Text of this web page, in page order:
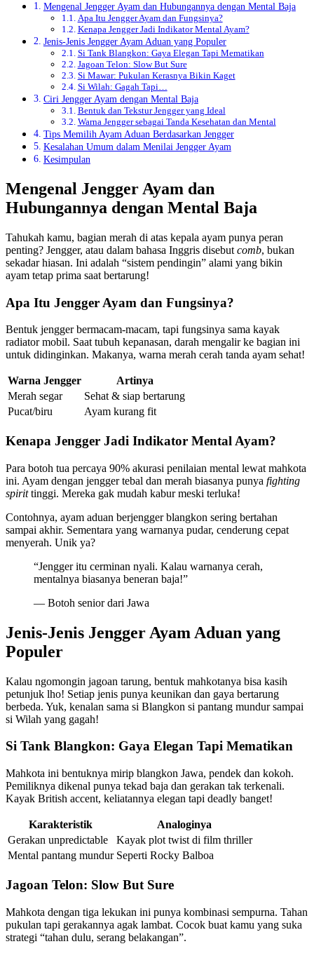
Mengenal Jengger Ayam dan Hubungannya dengan Mental Baja
Apa Itu Jengger Ayam dan Fungsinya?
Kenapa Jengger Jadi Indikator Mental Ayam?
Jenis-Jenis Jengger Ayam Aduan yang Populer
Si Tank Blangkon: Gaya Elegan Tapi Mematikan
Jagoan Telon: Slow But Sure
Si Mawar: Pukulan Kerasnya Bikin Kaget
Si Wilah: Gagah Tapi…
Ciri Jengger Ayam dengan Mental Baja
Bentuk dan Tekstur Jengger yang Ideal
Warna Jengger sebagai Tanda Kesehatan dan Mental
Tips Memilih Ayam Aduan Berdasarkan Jengger
Kesalahan Umum dalam Menilai Jengger Ayam
Kesimpulan
Mengenal Jengger Ayam dan
Hubungannya dengan Mental Baja
Tahukah kamu, bagian merah di atas kepala ayam punya peran
penting? Jengger, atau dalam bahasa Inggris disebut comb, bukan
sekadar hiasan. Ini adalah “sistem pendingin” alami yang bikin
ayam tetap prima saat bertarung!
Apa Itu Jengger Ayam dan Fungsinya?
Bentuk jengger bermacam-macam, tapi fungsinya sama kayak
radiator mobil. Saat tubuh kepanasan, darah mengalir ke bagian ini
untuk didinginkan. Makanya, warna merah cerah tanda ayam sehat!
Warna Jengger
Artinya
Merah segar
Sehat & siap bertarung
Pucat/biru
Ayam kurang fit
Kenapa Jengger Jadi Indikator Mental Ayam?
Para botoh tua percaya 90% akurasi penilaian mental lewat mahkota
ini. Ayam dengan jengger tebal dan merah biasanya punya fighting
spirittinggi. Mereka gak mudah kabur meski terluka!
Contohnya, ayam aduan berjengger blangkon sering bertahan
sampai akhir. Sementara yang warnanya pudar, cenderung cepat
menyerah. Unik ya?
“Jengger itu cerminan nyali. Kalau warnanya cerah,
mentalnya biasanya beneran baja!”
— Botoh senior dari Jawa
Jenis-Jenis Jengger Ayam Aduan yang
Populer
Kalau ngomongin jagoan tarung, bentuk mahkotanya bisa kasih
petunjuk lho! Setiap jenis punya keunikan dan gaya bertarung
berbeda. Yuk, kenalan sama si Blangkon si pantang mundur sampai
si Wilah yang gagah!
Si Tank Blangkon: Gaya Elegan Tapi Mematikan
Mahkota ini bentuknya mirip blangkon Jawa, pendek dan kokoh.
Pemiliknya dikenal punya tekad baja dan gerakan tak terkenali.
Kayak British accent, keliatannya elegan tapi deadly banget!
Karakteristik
Analoginya
Gerakan unpredictable
Kayak plot twist di film thriller
Mental pantang mundur Seperti Rocky Balboa
Jagoan Telon: Slow But Sure
Mahkota dengan tiga lekukan ini punya kombinasi sempurna. Tahan
pukulan tapi gerakannya agak lambat. Cocok buat kamu yang suka
strategi “tahan dulu, serang belakangan”.